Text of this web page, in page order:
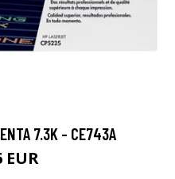
7.3K - CE743A
EUR